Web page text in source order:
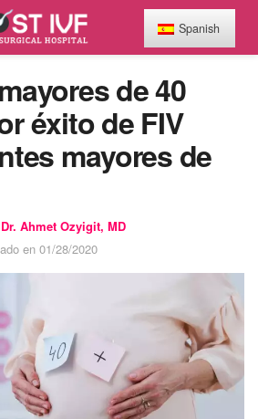
de 40
éxito de FIV
mayores de
Ahmet Ozyigit, MD
en 01/28/2020
Spanish